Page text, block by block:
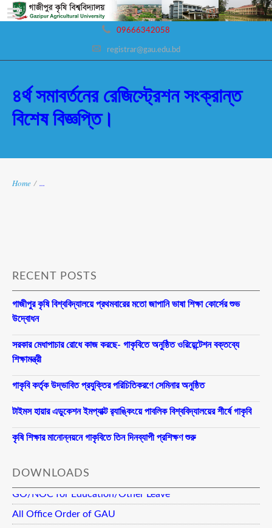
09666342058
registrar@gau.edu.bd
৪র্থ সমাবর্তনের রেজিস্ট্রেশন সংক্রান্ত
বিশেষ বিজ্ঞপ্তি।
Home / ...
RECENT POSTS
গাজীপুর কৃষি বিশ্ববিদ্যালয়ে প্রথমবারের মতো জাপানি ভাষা শিক্ষা কোর্সের শুভ
উদ্বোধন
সরকার মেধাপাচার রোধে কাজ করছে- গাকৃবিতে অনুষ্ঠিত ওরিয়েন্টেশন বক্তব্যে
শিক্ষামন্ত্রী
গাকৃবি কর্তৃক উদ্ভাবিত প্রযুক্তির পরিচিতিকরণে সেমিনার অনুষ্ঠিত
টাইমস হায়ার এডুকেশন ইমপ্যাক্ট র‍্যাঙ্কিংয়ে পাবলিক বিশ্ববিদ্যালয়ের শীর্ষে গাকৃবি
কৃষি শিক্ষার মানোন্নয়নে গাকৃবিতে তিন দিনব্যাপী প্রশিক্ষণ শুরু
DOWNLOADS
GO/NOC for Education/Other Leave
All Office Order of GAU